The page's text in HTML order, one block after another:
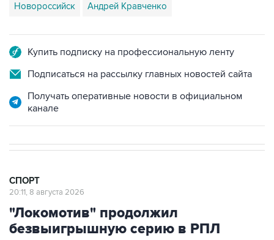
Новороссийск Андрей Кравченко
Купить подписку на профессиональную ленту
Подписаться на рассылку главных новостей сайта
Получать оперативные новости в официальном
канале
СПОРТ
20:11, 8 августа 2026
"Локомотив" продолжил
безвыигрышную серию в РПЛ